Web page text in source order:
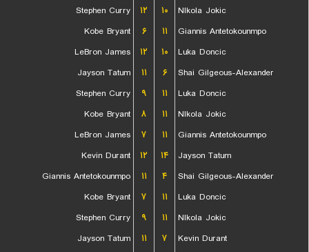
Stephen Curry
۱۲ ۱۰
NIkola Jokic
Kobe Bryant
۶ ۱۱
Giannis Antetokounmpo
LeBron James
۱۲ ۱۰
Luka Doncic
Jayson Tatum
۱۱ ۶
Shai Gilgeous-Alexander
Stephen Curry
۹ ۱۱
Luka Doncic
Kobe Bryant
۸ ۱۱
NIkola Jokic
LeBron James
۷ ۱۱
Giannis Antetokounmpo
Kevin Durant
۱۲ ۱۴
Jayson Tatum
Giannis Antetokounmpo
۱۱ ۴
Shai Gilgeous-Alexander
Kobe Bryant
۷ ۱۱
Luka Doncic
Stephen Curry
۹ ۱۱
NIkola Jokic
Jayson Tatum
۱۱ ۷
Kevin Durant